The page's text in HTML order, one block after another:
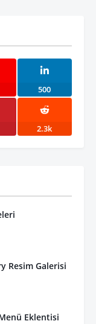
500
2.3k
Resim Galerisi
Eklentisi